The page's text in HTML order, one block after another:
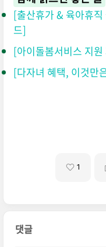
[출산휴가 & 육아휴직
드]
[아이돌봄서비스 지
[다자녀 혜택, 이것만
1
댓글